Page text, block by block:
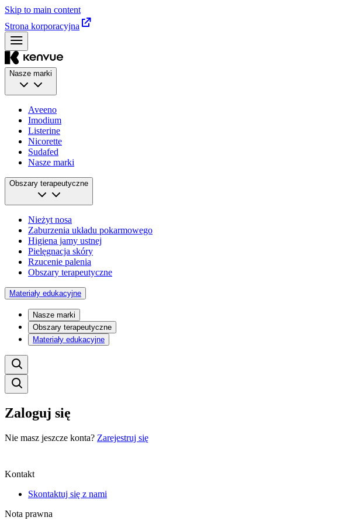
Skip to main content
Strona korporacyjna
Nasze marki
Aveeno
Imodium
Listerine
Nicorette
Sudafed
Nasze marki
Obszary terapeutyczne
Nieżyt nosa
Zaburzenia układu pokarmowego
Higiena jamy ustnej
Pielęgnacja skóry
Rzucenie palenia
Obszary terapeutyczne
Materiały edukacyjne
Nasze marki
Obszary terapeutyczne
Materiały edukacyjne
Zaloguj się
Nie masz jeszcze konta? Zarejestruj się
Kontakt
Skontaktuj się z nami
Nota prawna